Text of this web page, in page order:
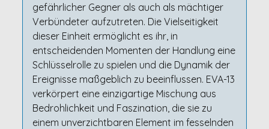
gefährlicher Gegner als auch als mächtiger
Verbündeter aufzutreten. Die Vielseitigkeit
dieser Einheit ermöglicht es ihr, in
entscheidenden Momenten der Handlung eine
Schlüsselrolle zu spielen und die Dynamik der
Ereignisse maßgeblich zu beeinflussen. EVA-13
verkörpert eine einzigartige Mischung aus
Bedrohlichkeit und Faszination, die sie zu
einem unverzichtbaren Element im fesselnden